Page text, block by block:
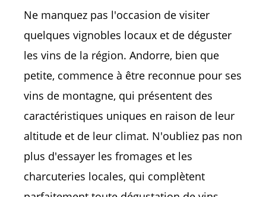
Ne manquez pas l'occasion de visiter
quelques vignobles locaux et de déguster
les vins de la région. Andorre, bien que
petite, commence à être reconnue pour ses
vins de montagne, qui présentent des
caractéristiques uniques en raison de leur
altitude et de leur climat. N'oubliez pas non
plus d'essayer les fromages et les
charcuteries locales, qui complètent